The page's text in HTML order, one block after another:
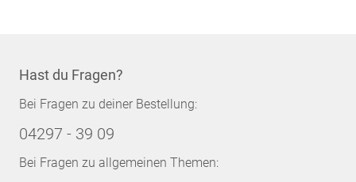
Hast du Fragen?
Bei Fragen zu deiner Bestellung:
04297 - 39 09
Bei Fragen zu allgemeinen Themen: